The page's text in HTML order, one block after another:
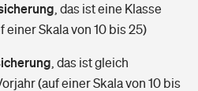
finden
das ist eine Klasse
einer Skala von 10 bis 25)
das ist gleich
(auf einer Skala von 10 bis